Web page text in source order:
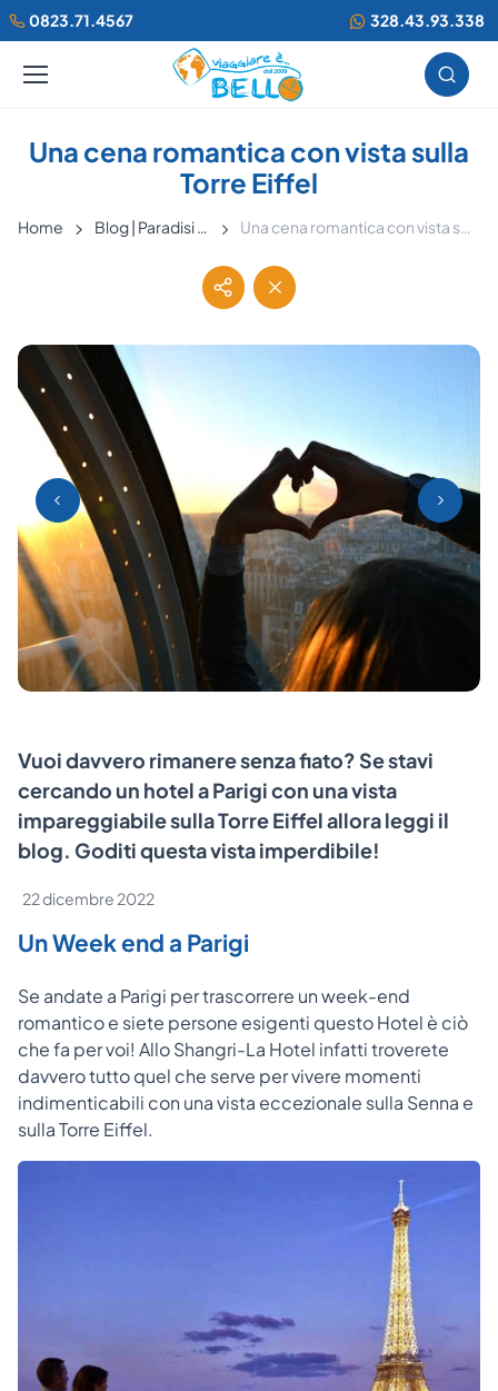
0823.71.4567 328.43.93.338
Una cena romantica con vista sulla
Torre Eiffel
Home Blog | Paradisi terrestri Una cena romantica con vista sulla Torre Eiffel
Vuoi davvero rimanere senza fiato? Se stavi
cercando un hotel a Parigi con una vista
impareggiabile sulla Torre Eiffel allora leggi il
blog. Goditi questa vista imperdibile!
22 dicembre 2022
Un Week end a Parigi
Se andate a Parigi per trascorrere un week-end
romantico e siete persone esigenti questo Hotel è ciò
che fa per voi! Allo Shangri-La Hotel infatti troverete
davvero tutto quel che serve per vivere momenti
indimenticabili con una vista eccezionale sulla Senna e
sulla Torre Eiffel.